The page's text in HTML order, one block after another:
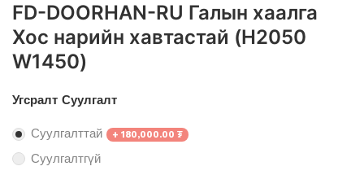
FD-DOORHAN-RU Галын хаалга
Хос нарийн хавтастай (H2050
W1450)
Угсралт Суулгалт
Суулгалттай + 180,000.00 ₮
Суулгалтгүй